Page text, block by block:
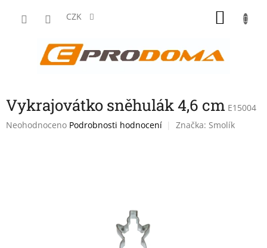
CZK
Vykrajovátko sněhulák 4,6 cm E15004
Průměrné
Neohodnoceno Podrobnosti hodnocení Značka: Smolík